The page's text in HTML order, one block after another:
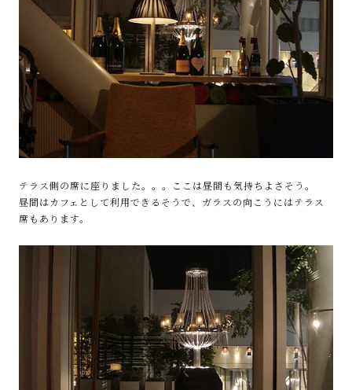
テラス側の席に座りました。。。ここは昼間も気持ちよさそう。
昼間はカフェとして利用できるそうで、ガラスの向こうにはテラス
席もあります。